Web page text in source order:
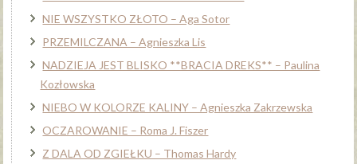
NIE WSZYSTKO ZŁOTO – Aga Sotor
PRZEMILCZANA – Agnieszka Lis
NADZIEJA JEST BLISKO **BRACIA DREKS** – Paulina
Kozłowska
NIEBO W KOLORZE KALINY – Agnieszka Zakrzewska
OCZAROWANIE – Roma J. Fiszer
Z DALA OD ZGIEŁKU – Thomas Hardy